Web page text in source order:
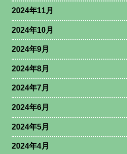
2024年11月
2024年10月
2024年9月
2024年8月
2024年7月
2024年6月
2024年5月
2024年4月